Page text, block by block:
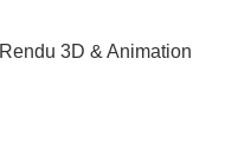
Rendu 3D & Animation